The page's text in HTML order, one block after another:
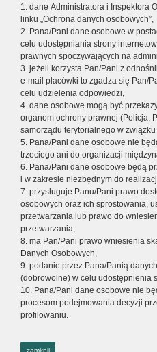
1. dane Administratora i Inspektora
linku „Ochrona danych osobowych”,
2. Pana/Pani dane osobowe w
celu udostępniania strony
prawnych spoczywających na
3. jeżeli korzysta Pan/Pani z
e-mail placówki to zgadza się Pan/
celu udzielenia odpowiedzi,
4. dane osobowe mogą być
organom ochrony prawnej (Policja,
samorządu terytorialnego w
5. Pana/Pani dane osobowe nie
trzeciego ani do organizacji
6. Pana/Pani dane osobowe będą
i w zakresie niezbędnym do
7. przysługuje Panu/Pani prawo
osobowych oraz ich sprostowania,
przetwarzania lub prawo do
przetwarzania,
8. ma Pan/Pani prawo wniesienia
Danych Osobowych,
9. podanie przez Pana/Panią
(dobrowolne) w celu udostępnienia
10. Pana/Pani dane osobowe nie
procesom podejmowania decyzji
profilowaniu.
zamknij